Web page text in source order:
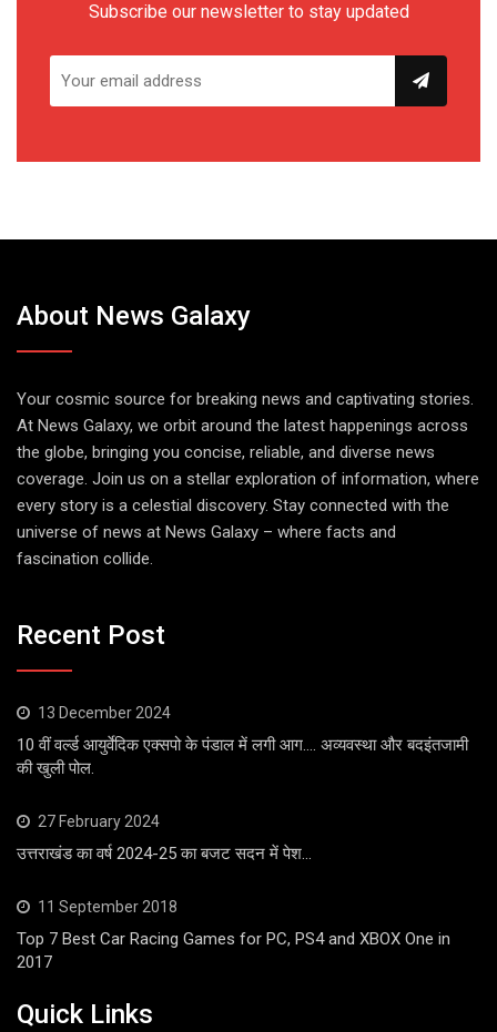
Subscribe our newsletter to stay updated
About News Galaxy
Your cosmic source for breaking news and captivating stories.
At News Galaxy, we orbit around the latest happenings across
the globe, bringing you concise, reliable, and diverse news
coverage. Join us on a stellar exploration of information, where
every story is a celestial discovery. Stay connected with the
universe of news at News Galaxy – where facts and
fascination collide.
Recent Post
13 December 2024
10 वीं वर्ल्ड आयुर्वेदिक एक्सपो के पंडाल में लगी आग…. अव्यवस्था और बदइंतजामी
की खुली पोल.
27 February 2024
उत्तराखंड का वर्ष 2024-25 का बजट सदन में पेश…
11 September 2018
Top 7 Best Car Racing Games for PC, PS4 and XBOX One in
2017
Quick Links